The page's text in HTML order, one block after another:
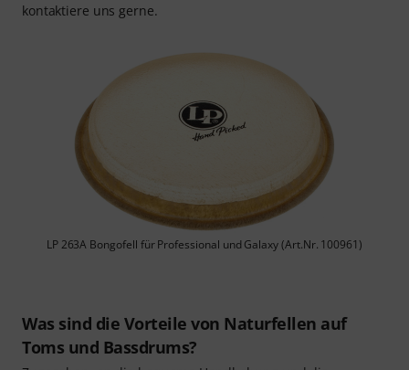
kontaktiere uns gerne.
LP 263A Bongofell für Professional und Galaxy (Art.Nr. 100961)
Was sind die Vorteile von Naturfellen auf
Toms und Bassdrums?